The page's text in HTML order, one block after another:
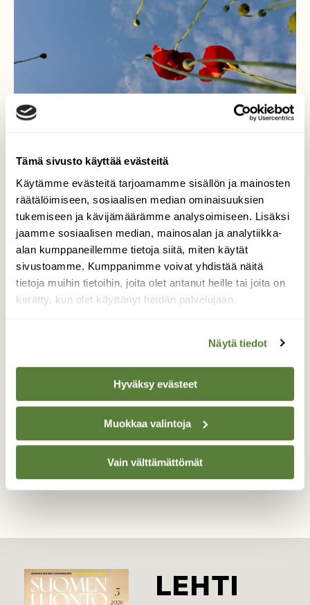
Tämä sivusto käyttää evästeitä
Käytämme evästeitä tarjoamamme sisällön ja mainosten
räätälöimiseen, sosiaalisen median ominaisuuksien
tukemiseen ja kävijämäärämme analysoimiseen. Lisäksi
jaamme sosiaalisen median, mainosalan ja analytiikka-
alan kumppaneillemme tietoja siitä, miten käytät
sivustoamme. Kumppanimme voivat yhdistää näitä
tietoja muihin tietoihin, joita olet antanut heille tai joita on
kerätty, kun olet käyttänyt heidän palvelujaan.
Näytä tiedot
Hyväksy evästeet
Muokkaa valintoja
Vain välttämättömät
Niityllä
sinistä taivasta vasten houkutteli
testaamaan uusia kuvakulmia.
Kuvaaja: Liisa Mäkitalo
Kilpailun etusivulle
LEHTI